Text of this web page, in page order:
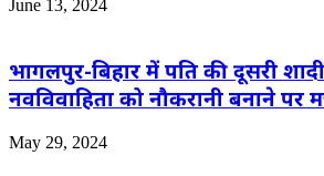
June 13, 2024
भागलपुर-बिहार में पति की दूसरी
नवविवाहिता को नौकरानी बनाने पर
May 29, 2024